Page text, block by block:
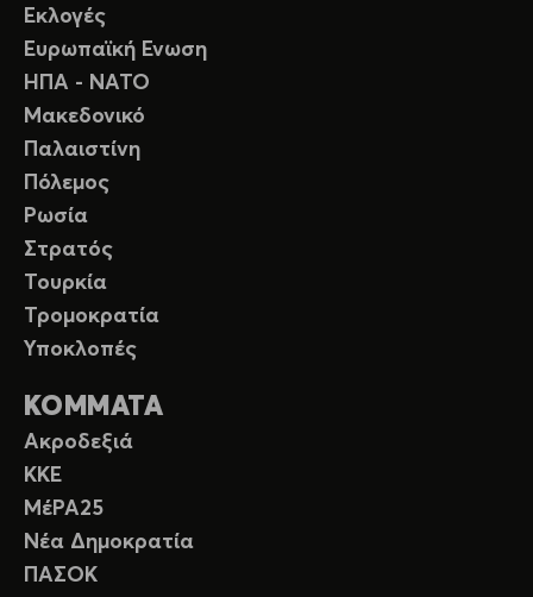
Εκλογές
Ευρωπαϊκή Ενωση
ΗΠΑ - ΝΑΤΟ
Μακεδονικό
Παλαιστίνη
Πόλεμος
Ρωσία
Στρατός
Τουρκία
Τρομοκρατία
Υποκλοπές
ΚΟΜΜΑΤΑ
Ακροδεξιά
ΚΚΕ
ΜέΡΑ25
Νέα Δημοκρατία
ΠΑΣΟΚ